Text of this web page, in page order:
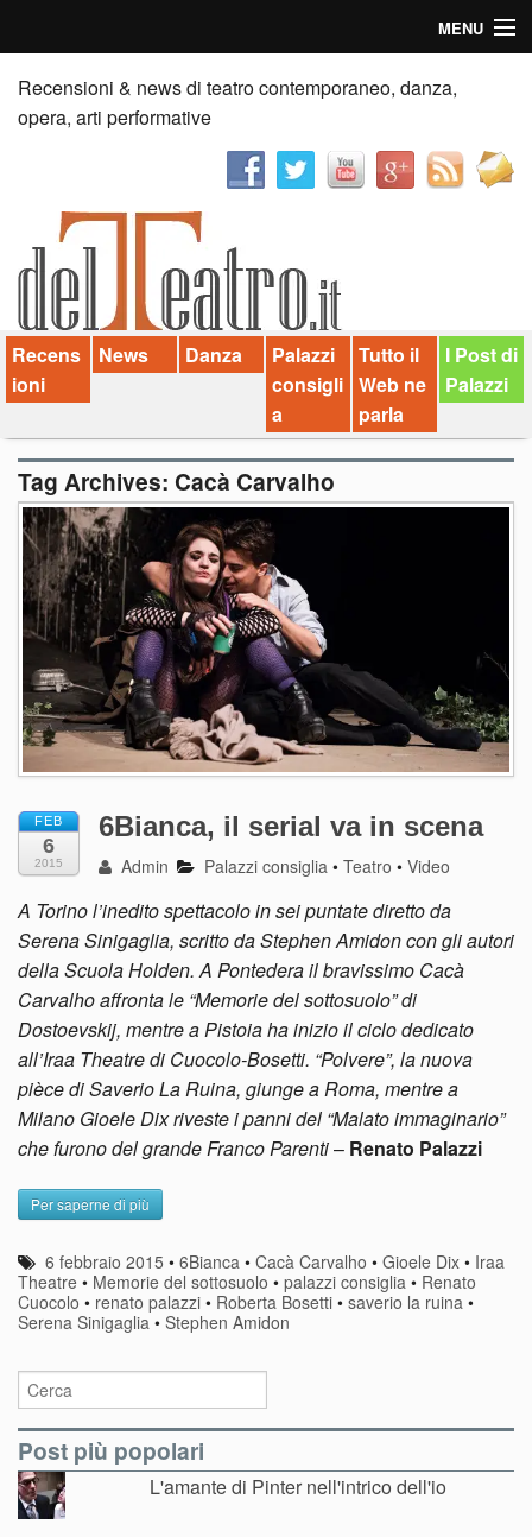
MENU
Home
Recensioni
News
Palazzi consiglia
Video
Chi siamo
Contatti
dT in English
Recensioni & news di teatro contemporaneo, danza,
opera, arti performative
Recens
ioni
News Danza
Palazzi
consigli
a
Tutto il
Web ne
parla
I Post di
Palazzi
Tag Archives: Cacà Carvalho
FEB
6
2015
6Bianca, il serial va in scena
Admin Palazzi consiglia •Teatro •Video
A Torino l’inedito spettacolo in sei puntate diretto da
Serena Sinigaglia, scritto da Stephen Amidon con gli autori
della Scuola Holden. A Pontedera il bravissimo Cacà
Carvalho affronta le “Memorie del sottosuolo” di
Dostoevskij, mentre a Pistoia ha inizio il ciclo dedicato
all’Iraa Theatre di Cuocolo-Bosetti. “Polvere”, la nuova
pièce di Saverio La Ruina, giunge a Roma, mentre a
Milano Gioele Dix riveste i panni del “Malato immaginario”
che furono del grande Franco Parenti– Renato Palazzi
Per saperne di più
6 febbraio 2015 •6Bianca •Cacà Carvalho •Gioele Dix • Iraa
Theatre • Memorie del sottosuolo • palazzi consiglia • Renato
Cuocolo • renato palazzi • Roberta Bosetti • saverio la ruina •
Serena Sinigaglia • Stephen Amidon
Post più popolari
L'amante di Pinter nell'intrico dell'io